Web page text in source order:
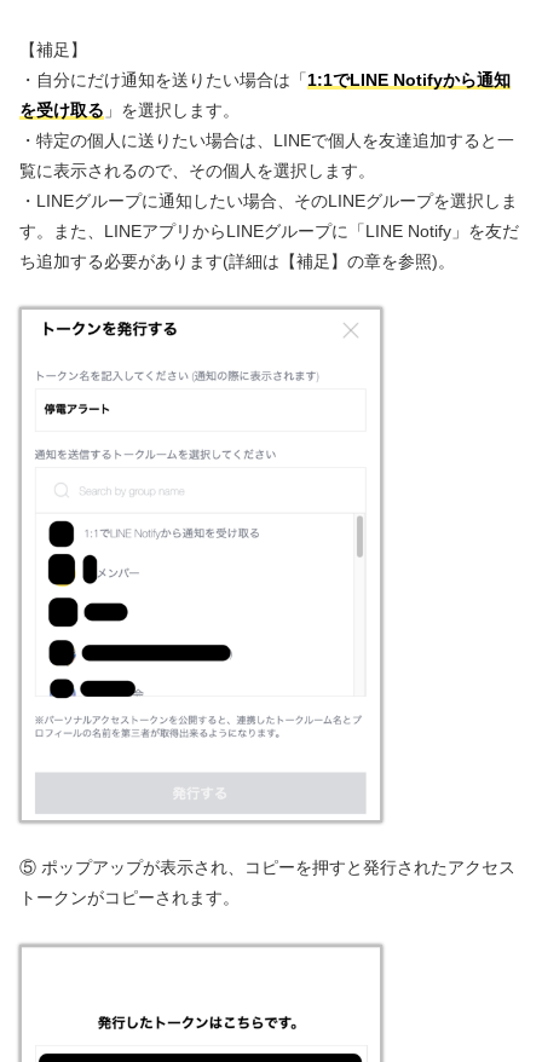
【補足】
・自分にだけ通知を送りたい場合は「1:1でLINE Notifyから通知
を受け取る 」を選択します。
・特定の個人に送りたい場合は、LINEで個人を友達追加すると一
覧に表示されるので、その個人を選択します。
・LINEグループに通知したい場合、そのLINEグループを選択しま
す。また、LINEアプリからLINEグループに「LINE Notify」を友だ
ち追加する必要があります(詳細は【補足】の章を参照)。
⑤ ポップアップが表示され、コピーを押すと発行されたアクセス
トークンがコピーされます。